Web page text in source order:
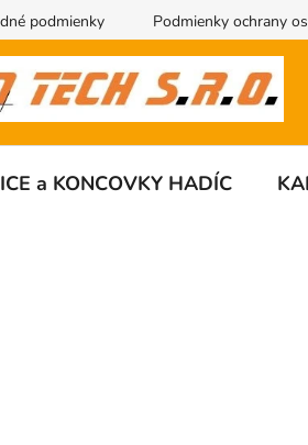
podmienky Podmienky ochrany
a KONCOVKY HADÍC